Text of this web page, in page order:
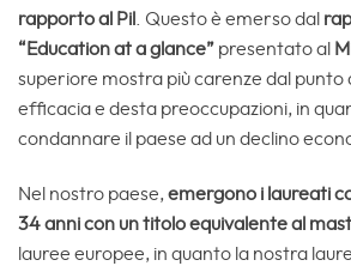
rapporto al Pil
. Questo è emerso dal
“Education at a glance” presentato al
superiore mostra più carenze dal punto
efficacia e desta preoccupazioni, in
condannare il paese ad un declino
Nel nostro paese, emergono i laureati
34 anni con un titolo equivalente al
lauree europee, in quanto la nostra